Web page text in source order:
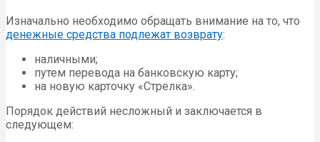
Изначально необходимо обращать внимание на то, что
денежные средства подлежат возврату:
наличными;
путем перевода на банковскую карту;
на новую карточку «Стрелка».
Порядок действий несложный и заключается в
следующем: